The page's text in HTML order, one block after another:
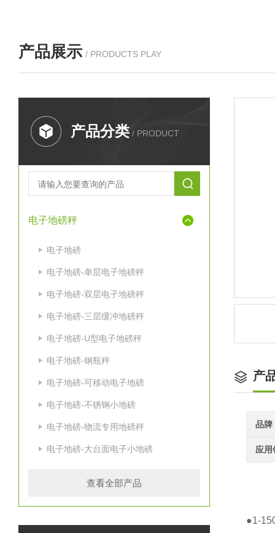
产品展示 / PRODUCTS PLAY
产品分类 / PRODUCT
电子地磅秤
电子地磅
电子地磅-单层电子地磅秤
电子地磅-双层电子地磅秤
电子地磅-三层缓冲地磅秤
电子地磅-U型电子地磅秤
电子地磅-钢瓶秤
电子地磅-可移动电子地磅
电子地磅-不锈钢小地磅
电子地磅-物流专用地磅秤
电子地磅-大台面电子小地磅
查看全部产品
产
品牌
应用
●1-